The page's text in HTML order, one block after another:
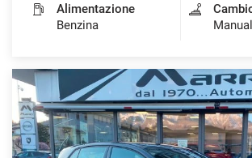
Alimentazione
Benzina